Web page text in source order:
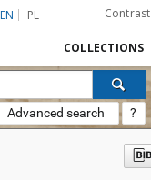
EN PL Contrast
COLLECTIONS
Advanced search ?